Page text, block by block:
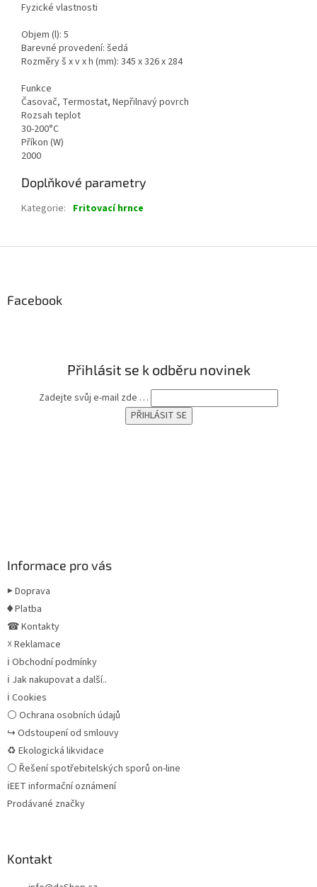
Fyzické vlastnosti
Objem (l): 5
Barevné provedení: šedá
Rozměry š x v x h (mm): 345 x 326 x 284
Funkce
Časovač, Termostat, Nepřilnavý povrch
Rozsah teplot
30-200°C
Příkon (W)
2000
Doplňkové parametry
Kategorie: Fritovací hrnce
Facebook
Přihlásit se k odběru novinek
Zadejte svůj e-mail zde …
Informace pro vás
▶ Doprava
♦ Platba
☎ Kontakty
☓ Reklamace
ℹ Obchodní podmínky
ℹ Jak nakupovat a další..
ℹ Cookies
⚪ Ochrana osobních údajů
↪ Odstoupení od smlouvy
♻ Ekologická likvidace
⚪ Řešení spotřebitelských sporů on-line
ℹEET informační oznámení
Prodávané značky
Kontakt